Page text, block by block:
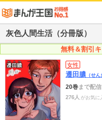
灰色人間生活（分冊版）
無料＆割引
女性
遷田膿 （せん
20巻まで配信
276人 がお気に